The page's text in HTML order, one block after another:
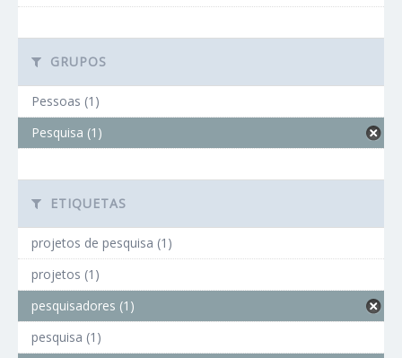
GRUPOS
Pessoas (1)
Pesquisa (1)
ETIQUETAS
projetos de pesquisa (1)
projetos (1)
pesquisadores (1)
pesquisa (1)